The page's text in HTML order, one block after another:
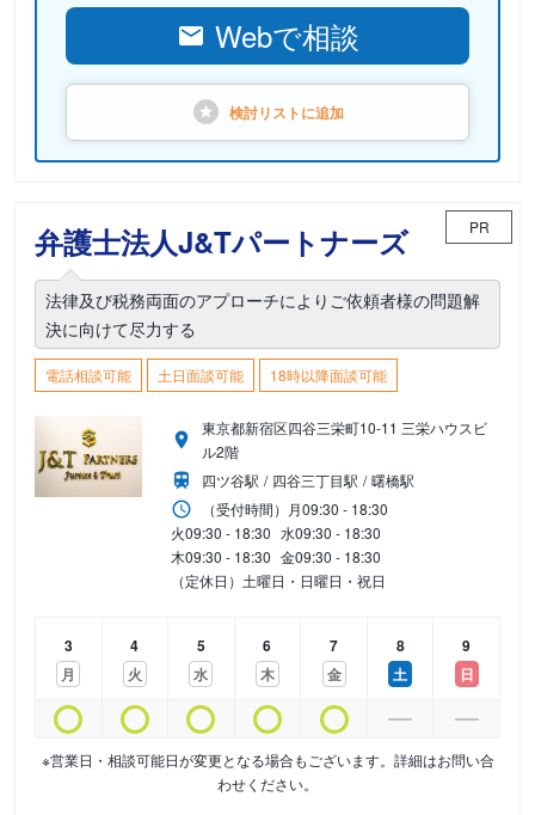
Webで相談
検討リストに追加
弁護士法人J&Tパートナーズ PR
法律及び税務両面のアプローチによりご依頼者様の問題解
決に向けて尽力する
電話相談可能 土日面談可能 18時以降面談可能
東京都新宿区四谷三栄町10-11 三栄ハウスビ
ル2階
四ツ谷駅
四谷三丁目駅
曙橋駅
（受付時間） 月09:30 - 18:30
火09:30 - 18:30 水09:30 - 18:30
木09:30 - 18:30 金09:30 - 18:30
（定休日）土曜日・日曜日・祝日
3
月
4
火
5
水
6
木
7
金
8
土
9
日
※営業日・相談可能日が変更となる場合もございます。詳細はお問い合
わせください。